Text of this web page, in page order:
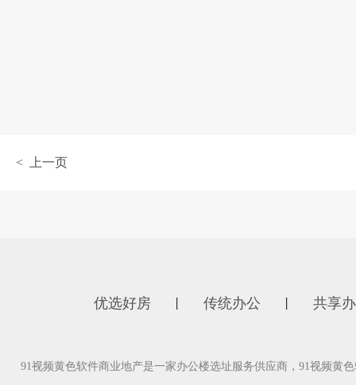
< 上一页
优选好房 传统办公 共享
91视频黄色软件商业地产是一家办公楼选址服务供应商，91视频黄